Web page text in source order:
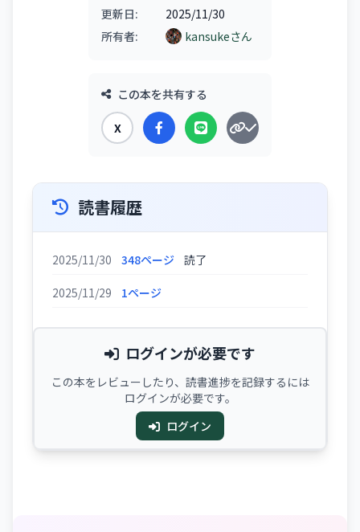
更新日:
2025/11/30
所有者:
kansukeさん
この本を共有する
X
読書履歴
2025/11/30 348ページ 読了
2025/11/29 1ページ
ログインが必要です
この本をレビューしたり、読書進捗を記録するには
ログインが必要です。
ログイン